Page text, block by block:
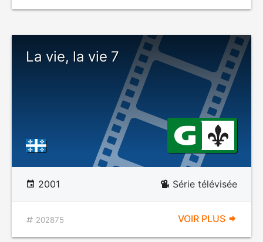
La vie, la vie 7
2001 Série télévisée
202875 VOIR PLUS